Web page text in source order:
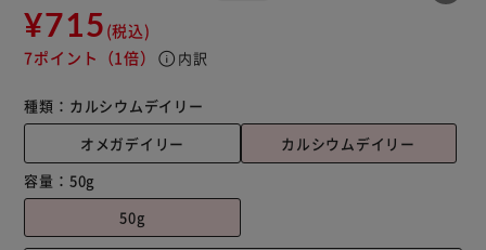
¥715 (税込)
7ポイント （1倍） info 内訳
種類： カルシウムデイリー
オメガデイリー
カルシウムデイリー
容量： 50g
50g